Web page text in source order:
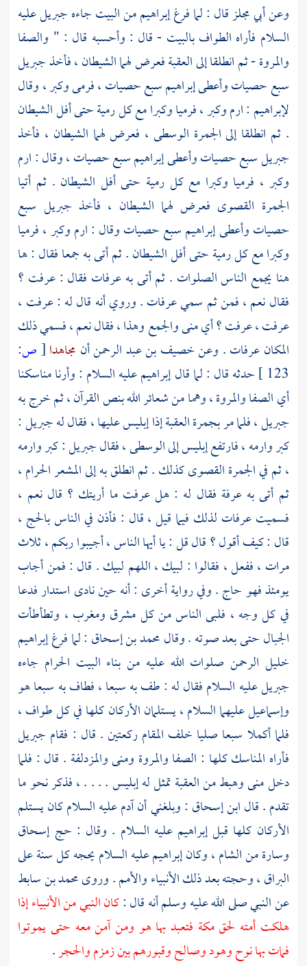
وعنأبي مجلزقال : لما فرغإبراهيممنالبيتجاءهجبريلعليه
السلام فأراه الطواف بالبيت - قال : وأحسبه قال : " والصفا
والمروة- ثم انطلقا إلىالعقبةفعرض لهما الشيطان ، فأخذجبريل
سبع حصيات وأعطىإبراهيمسبع حصيات ، فرمى وكبر ، وقال
لإبراهيم : ارم وكبر ، فرميا وكبرا مع كل رمية حتى أفل الشيطان
. ثم انطلقا إلى الجمرة الوسطى ، فعرض لهما الشيطان ، فأخذ
جبريلسبع حصيات وأعطىإبراهيمسبع حصيات ، وقال : ارم
وكبر ، فرميا وكبرا مع كل رمية حتى أفل الشيطان . ثم أتيا
الجمرة القصوى فعرض لهما الشيطان ، فأخذ جبريل سبع
حصيات وأعطىإبراهيمسبع حصيات وقال : ارم وكبر ، فرميا
وكبرا مع كل رمية حتى أفل الشيطان . ثم أتى به جمعا فقال : ها
هنا يجمع الناس الصلوات . ثم أتى بهعرفات فقال : عرفت ؟
فقال نعم ، فمن ثم سميعرفات. وروي أنه قال له : عرفت ،
عرفت ، عرفت ؟ أي منى والجمع وهذا ، فقال نعم ، فسمي ذلك
المكانعرفات. وعنخصيف بن عبد الرحمنأن مجاهدا[ص:
123 ] حدثه قال : لما قالإبراهيمعليه السلام : وأرنا مناسكنا
أي الصفا والمروة ، وهما من شعائر الله بنص القرآن ، ثم خرج به
جبريل، فلما مر بجمرة العقبة إذا إبليس عليها ، فقال لهجبريل:
كبر وارمه ، فارتفع إبليس إلى الوسطى ، فقالجبريل: كبر وارمه
، ثم في الجمرة القصوى كذلك . ثم انطلق به إلى المشعر الحرام ،
ثم أتى به عرفة فقال له : هل عرفت ما أريتك ؟ قال نعم ،
فسميتعرفات لذلك فيما قيل ، قال : فأذن في الناس بالحج ،
قال : كيف أقول ؟ قال قل : يا أيها الناس ، أجيبوا ربكم ، ثلاث
مرات ، ففعل ، فقالوا : لبيك ، اللهم لبيك . قال : فمن أجاب
يومئذ فهو حاج . وفي رواية أخرى : أنه حين نادى استدار فدعا
في كل وجه ، فلبى الناس من كل مشرق ومغرب ، وتطأطأت
الجبال حتى بعد صوته . وقالمحمد بن إسحاق : لما فرغإبراهيم
خليل الرحمن صلوات الله عليه من بناء البيت الحرام جاءه
جبريلعليه السلام فقال له : طف به سبعا ، فطاف به سبعا هو
وإسماعيلعليهما السلام ، يستلمان الأركان كلها في كل طواف ،
فلما أكملا سبعا صليا خلف المقام ركعتين . قال : فقام جبريل
فأراه المناسك كلها : الصفاوالمروة ومنىوالمزدلفة . قال : فلما
دخلمنىوهبط منالعقبةتمثل له إبليس . . . . ، فذكر نحو ما
تقدم . قالابن إسحاق : وبلغني أنآدمعليه السلام كان يستلم
الأركان كلها قبلإبراهيمعليه السلام . وقال : حجإسحاق
وسارةمنالشام، وكانإبراهيمعليه السلام يحجه كل سنة على
البراق ، وحجته بعد ذلك الأنبياء والأمم . وروىمحمد بن سابط
عن النبي صلى الله عليه وسلم أنه قال :كان النبي من الأنبياء إذا
هلكت أمته لحقمكة فتعبد بها هو ومن آمن معه حتى يموتوا
فمات بها نوح وهود وصالح وقبورهم بين زمزم والحجر.